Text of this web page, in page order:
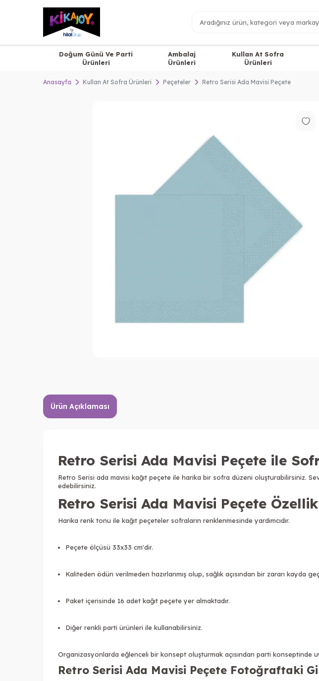
Doğum Günü Ve Parti
Ürünleri
Ambalaj
Ürünleri
Kullan At Sofra
Ürünleri
Anasayfa Kullan At Sofra Ürünleri Peçeteler Retro Serisi Ada Mavisi Peçete
Ürün Açıklaması
Retro Serisi Ada Mavisi Peçete ile
Retro Serisi ada mavisi kağıt peçete ile harika bir sofra düzeni oluşturabilirsiniz.
edebilirsiniz.
Retro Serisi Ada Mavisi Peçete
Harika renk tonu ile kağıt peçeteler sofraların renklenmesinde yardımcıdır.
Peçete ölçüsü 33x33 cm'dir.
Kaliteden ödün verilmeden hazırlanmış olup, sağlık açısından bir zararı kayda
Paket içerisinde 16 adet kağıt peçete yer almaktadır.
Diğer renkli parti ürünleri ile kullanabilirsiniz.
Organizasyonlarda eğlenceli bir konsept oluşturmak açısından parti konseptinde
Retro Serisi Ada Mavisi Peçete Fotoğraftaki